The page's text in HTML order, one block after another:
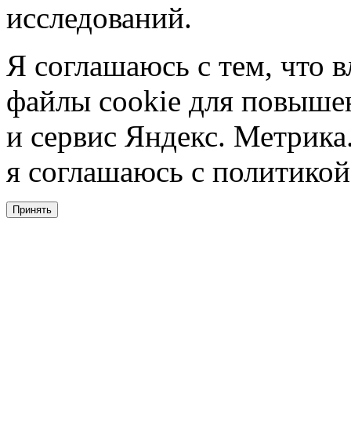
исследований.
Я соглашаюсь с тем, что
файлы cookie для
и сервис Яндекс.
я соглашаюсь с
Принять